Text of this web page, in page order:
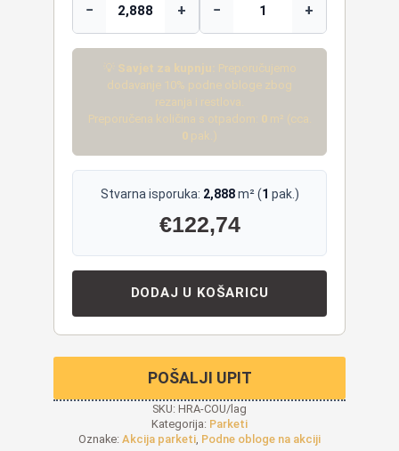
− + − +
💡 Savjet za kupnju: Preporučujemo
dodavanje 10% podne obloge zbog
rezanja i restlova.
Preporučena količina s otpadom: 0m² (cca.
0 pak.)
Stvarna isporuka: 2,888m² (1 pak.)
€122,74
DODAJ U KOŠARICU
POŠALJI UPIT
SKU: HRA-COU/lag
Kategorija: Parketi
Oznake: Akcija parketi Podne obloge na akciji